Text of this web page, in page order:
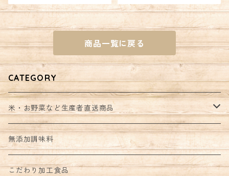
商品一覧に戻る
CATEGORY
米・お野菜など生産者直送商品
野菜セット
無添加調味料
こだわり加工食品